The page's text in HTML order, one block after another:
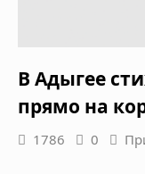
В Адыгее
прямо на
1786 0